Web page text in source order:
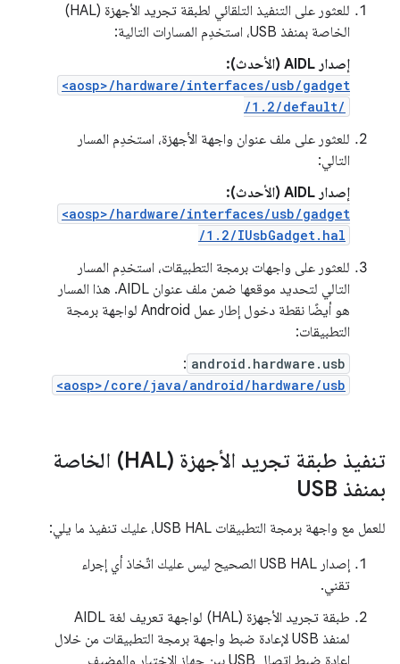
للعثور على التنفيذ التلقائي لطبقة تجريد الأجهزة (HAL)
الخاصة بمنفذ USB، استخدِم المسارات التالية:
إصدار AIDL (الأحدث):
<aosp>/hardware/interfaces/usb/gadget
/1.2/default/
للعثور على ملف عنوان واجهة الأجهزة، استخدِم المسار
التالي:
إصدار AIDL (الأحدث):
<aosp>/hardware/interfaces/usb/gadget
/1.2/IUsbGadget.hal
للعثور على واجهات برمجة التطبيقات، استخدِم المسار
التالي لتحديد موقعها ضمن ملف عنوان AIDL. هذا المسار
هو أيضًا نقطة دخول إطار عمل Android لواجهة برمجة
التطبيقات:
android.hardware.usb
:
<aosp>/core/java/android/hardware/usb
تنفيذ طبقة تجريد الأجهزة (HAL) الخاصة
بمنفذ USB
للعمل مع واجهة برمجة التطبيقات USB HAL، عليك تنفيذ ما يلي:
إصدار USB HAL الصحيح ليس عليك اتّخاذ أي إجراء
تقني.
طبقة تجريد الأجهزة (HAL) لواجهة تعريف لغة AIDL
لمنفذ USB لإعادة ضبط واجهة برمجة التطبيقات من خلال
إعادة ضبط اتصال USB بين جهاز الاختبار والمضيف